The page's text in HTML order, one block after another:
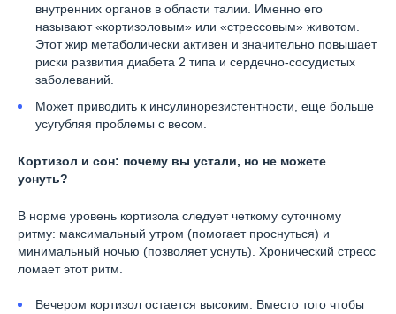
внутренних органов в области талии. Именно его
называют «кортизоловым» или «стрессовым» животом.
Этот жир метаболически активен и значительно повышает
риски развития диабета 2 типа и сердечно-сосудистых
заболеваний.
Может приводить к инсулинорезистентности, еще больше
усугубляя проблемы с весом.
Кортизол и сон: почему вы устали, но не можете
уснуть?
В норме уровень кортизола следует четкому суточному
ритму: максимальный утром (помогает проснуться) и
минимальный ночью (позволяет уснуть). Хронический стресс
ломает этот ритм.
Вечером кортизол остается высоким. Вместо того чтобы